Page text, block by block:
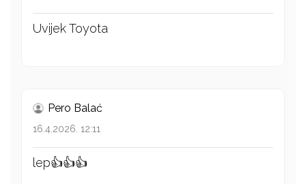
Uvijek Toyota
Pero Balać
16.4.2026. 12:11
lep👍👍👍